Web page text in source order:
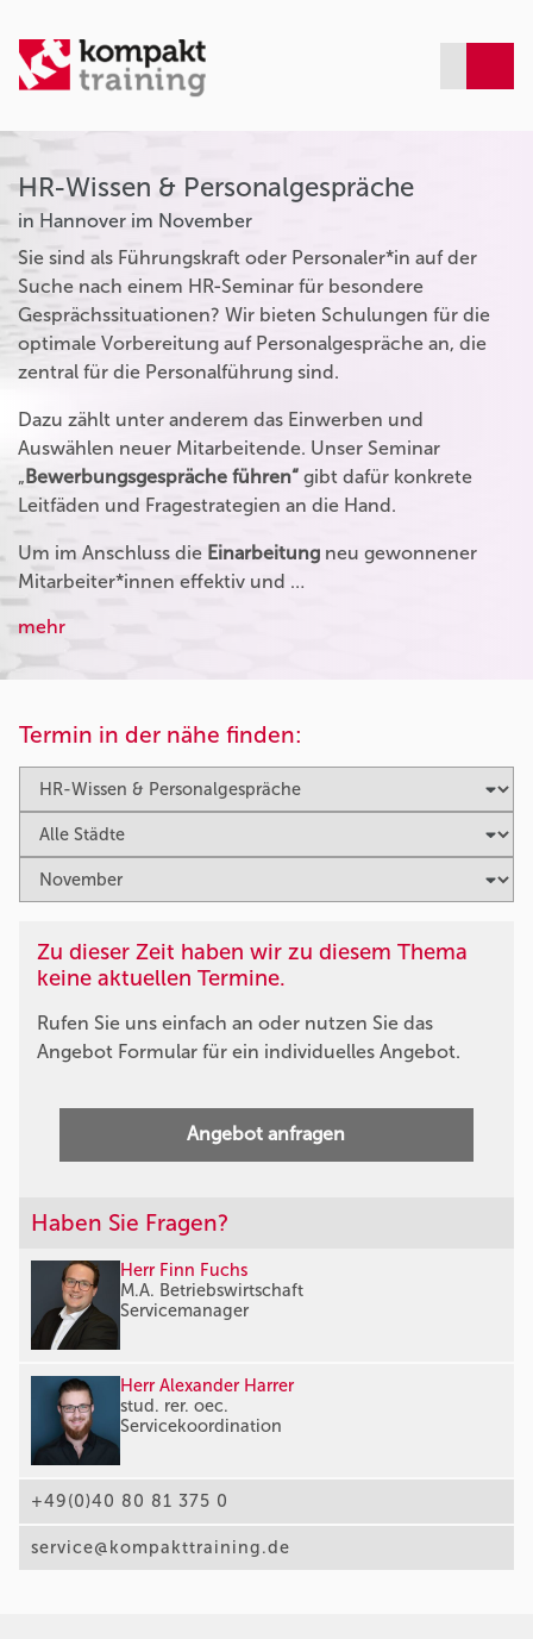
HR-Wissen & Personalgespräche
in Hannover im November
Sie sind als Führungskraft oder Personaler*in auf der
Suche nach einem HR-Seminar für besondere
Gesprächssituationen? Wir bieten Schulungen für die
optimale Vorbereitung auf Personalgespräche an, die
zentral für die Personalführung sind.
Dazu zählt unter anderem das Einwerben und
Auswählen neuer Mitarbeitende. Unser Seminar
„Bewerbungsgespräche führen“ gibt dafür konkrete
Leitfäden und Fragestrategien an die Hand.
Um im Anschluss die Einarbeitung neu gewonnener
Mitarbeiter*innen effektiv und …
mehr
Termin in der nähe finden:
Zu dieser Zeit haben wir zu diesem Thema
keine aktuellen Termine.
Rufen Sie uns einfach an oder nutzen Sie das
Angebot Formular für ein individuelles Angebot.
Angebot anfragen
Haben Sie Fragen?
Herr Finn Fuchs
M.A. Betriebswirtschaft
Servicemanager
Herr Alexander Harrer
stud. rer. oec.
Servicekoordination
+49(0)40 80 81 375 0
service@kompakttraining.de